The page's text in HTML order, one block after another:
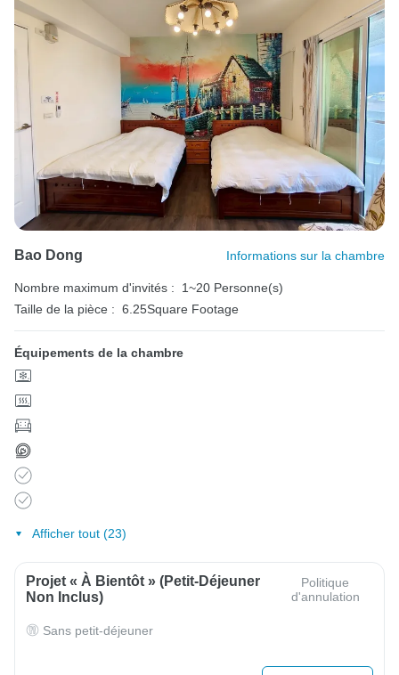
Bao Dong Informations sur la chambre
Nombre maximum d'invités :
1~20 Personne(s)
Taille de la pièce : 6.25Square Footage
Équipements de la chambre
Afficher tout (23)
Projet « À Bientôt » (Petit-Déjeuner
Non Inclus)
Politique
d'annulation
Sans petit-déjeuner